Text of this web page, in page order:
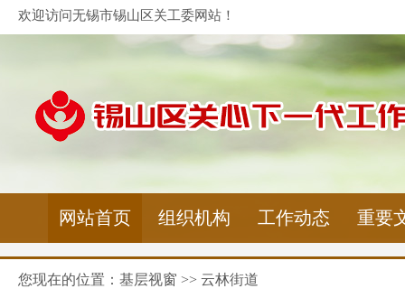
欢迎访问无锡市锡山区关工委网站！
网站首页 组织机构 工作动态 重要
您现在的位置： 基层视窗 >> 云林街道